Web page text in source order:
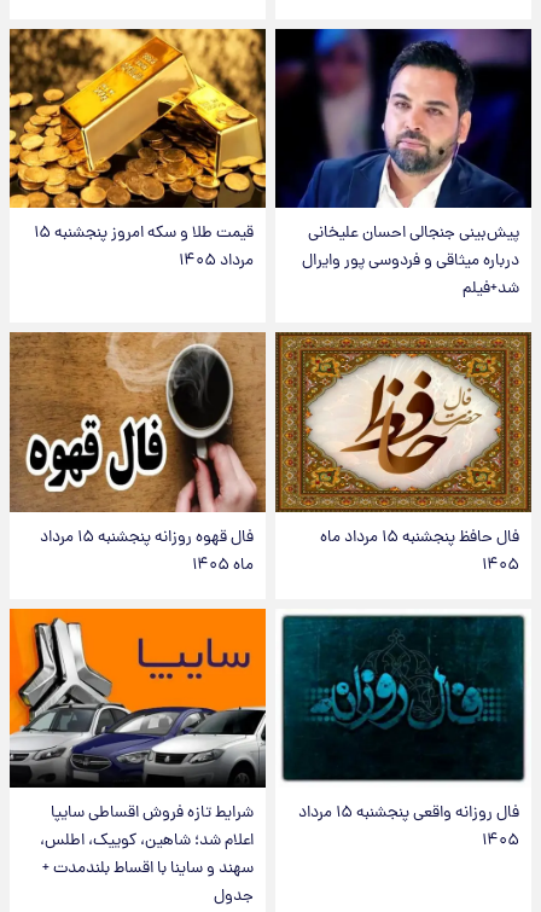
پیش‌بینی جنجالی احسان علیخانی
درباره میثاقی و فردوسی پور وایرال
شد+فیلم
قیمت طلا و سکه امروز پنجشنبه ۱۵
مرداد ۱۴۰۵
فال حافظ پنجشنبه ۱۵ مرداد ماه
۱۴۰۵
فال قهوه روزانه پنجشنبه ۱۵ مرداد
ماه ۱۴۰۵
فال روزانه واقعی پنجشنبه ۱۵ مرداد
۱۴۰۵
شرایط تازه فروش اقساطی سایپا
اعلام شد؛ شاهین، کوییک، اطلس،
سهند و ساینا با اقساط بلندمدت +
جدول